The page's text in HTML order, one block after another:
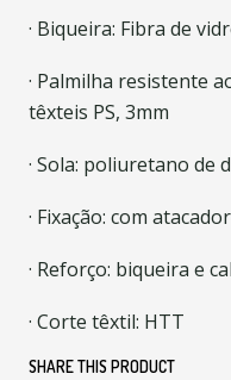
· Biqueira: Fibra de
· Palmilha resistente
têxteis PS, 3mm
· Sola: poliuretano de
· Fixação: com
· Reforço: biqueira e
· Corte têxtil: HTT
SHARE THIS PRODUCT